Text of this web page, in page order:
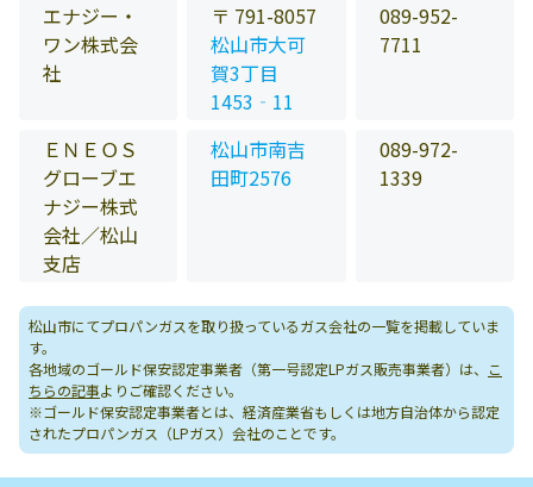
エナジー・
ワン株式会
社
〒 791-8057
松山市大可
賀3丁目
1453‐11
089-952-
7711
ＥＮＥＯＳ
グローブエ
ナジー株式
会社／松山
支店
松山市南吉
田町2576
089-972-
1339
松山市にてプロパンガスを取り扱っているガス会社の一覧を掲載していま
す。
各地域のゴールド保安認定事業者（第一号認定LPガス販売事業者）は、
こ
ちらの記事よりご確認ください。
※ゴールド保安認定事業者とは、経済産業省もしくは地方自治体から認定
されたプロパンガス（LPガス）会社のことです。